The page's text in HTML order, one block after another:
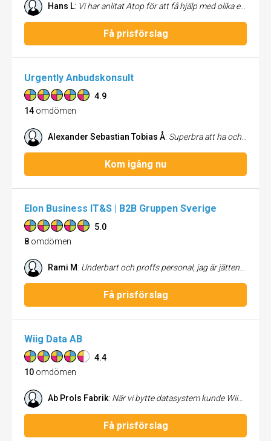
Hans L: Vi har anlitat Atop för att få hjälp med olika excel-makron som vi arbetar med. Det har handlat om att rätta fel och utveckla makron. Vårt intryck har från dag 1 varit att vi fått väldigt bra service. Atop har lyssnat in vad vi efterfrågat och rättat/utvecklat utifrån våra önskemål. Utöver det har Atop ställt frågor och kommit med förslag hur våra makron borde fungera, vilket har varit och är mycket uppskattat. Mats är dessutom en väldigt trevlig person vilket lett till att samarbetet flutit på mycket bra.
Få prisförslag
Urgently Anbudskonsult
4.9
14 omdömen
Alexander Sebastian Tobias Å: Superbra att ha och göra med. Tillmötesgående och kommer med bra input och vinklar som en annan inte tänkt på.
Kom igång nu
Elon Business IT&S | B2B Gruppen Sverige
5.0
8 omdömen
Rami M: Underbart och proffs personal, jag är jättenöjd att de lösa mitt problem stor tack Elon och personal . Absolut jag rekommenderar 👌
Få prisförslag
Wiig Data AB
4.4
10 omdömen
Ab Prols Fabrik: När vi bytte datasystem kunde Wiig Data leverera en helhetslösning. Nya datorer och affärsprogrammet Pyramid. Då vi hade lite speciella önskemål när det gäller farligt gods kunde Wiig Data skräddarsy denna anpassning. Pyramid är dessutom ett bra affärsprogram som är lätt att förstå. Skulle det ändå uppstå frågetecken så är Wiig Data en bra support. Vi har dessutom Pyramid kopplat till en webshop och det är mycket enkelt att handha. Det skall vara roligt att jobba och det är det med Pyramid. Peter Nordberg Fabrikör AB Prols Fabrik
Få prisförslag